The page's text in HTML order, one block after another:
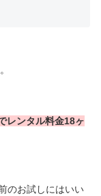
レンタル料金18ヶ
のお試しにはいい